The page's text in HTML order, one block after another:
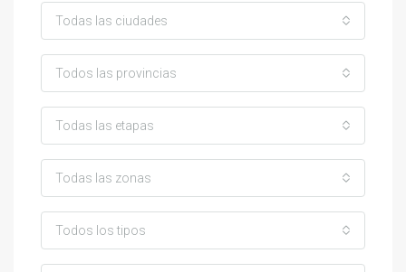
Todas las ciudades
Todos las provincias
Todas las etapas
Todas las zonas
Todos los tipos